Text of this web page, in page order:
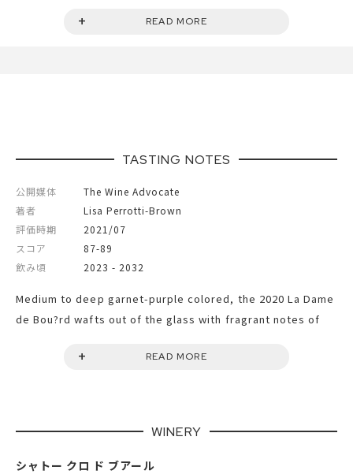
ルネ・ソーヴィニョン10％
READ MORE
TASTING NOTES
公開媒体
The Wine Advocate
著者
Lisa Perrotti-Brown
評価時期
2021/07
スコア
87-89
飲み頃
2023 - 2032
Medium to deep garnet-purple colored, the 2020 La Dame
de Bou?rd wafts out of the glass with fragrant notes of
mulberries and woodsmoke. The medium-bodied palate
READ MORE
WINERY
シャトー クロ ド ブアール